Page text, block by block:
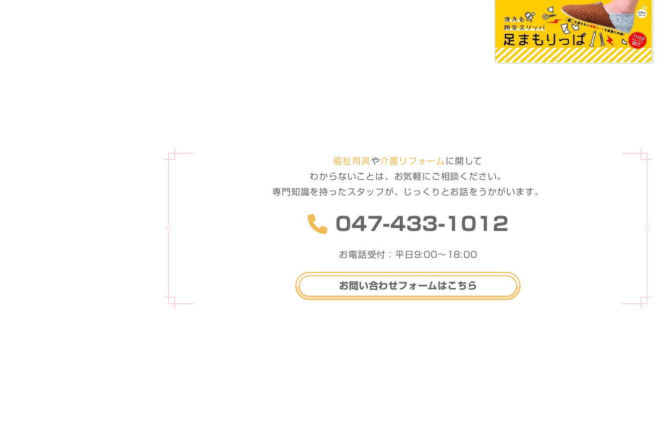
福祉用具や介護リフォーム に関して
わからないことは、お気軽に ご相談ください。
専門知識を持ったスタッフが、
じっくりとお話をうかがいます。
047-433-1012
お電話受付：平日9:00〜18:00
お問い合わせフォームはこちら